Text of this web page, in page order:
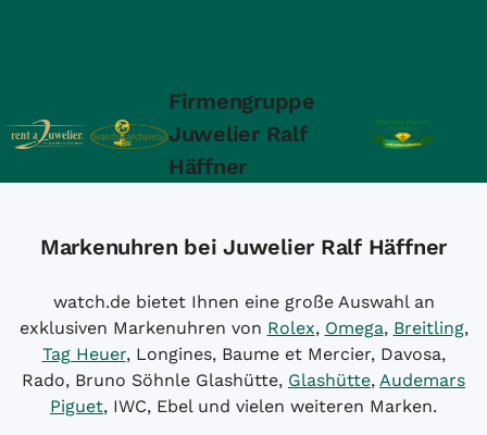
Firmengruppe
Juwelier Ralf
Häffner
Markenuhren bei Juwelier Ralf Häffner
watch.de bietet Ihnen eine große Auswahl an
exklusiven Markenuhren von Rolex, Omega, Breitling,
Tag Heuer, Longines, Baume et Mercier, Davosa,
Rado, Bruno Söhnle Glashütte, Glashütte, Audemars
Piguet, IWC, Ebel und vielen weiteren Marken.